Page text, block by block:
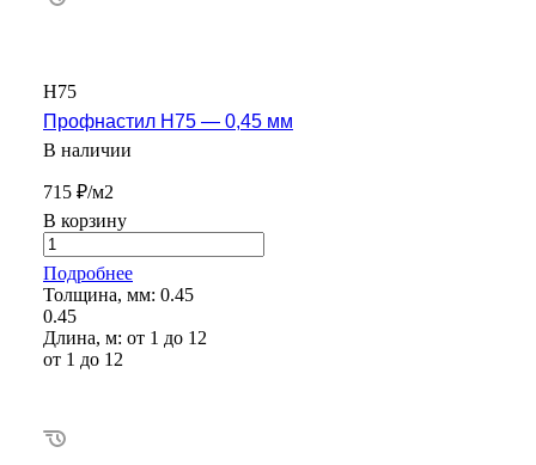
Н75
Профнастил Н75 — 0,45 мм
В наличии
715 ₽/м2
В корзину
Подробнее
Толщина, мм: 0.45
0.45
Длина, м: от 1 до 12
от 1 до 12